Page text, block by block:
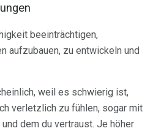
beeinträchtigen,
aufzubauen, zu entwickeln und
weil es schwierig ist,
verletzlich zu fühlen, sogar mit
dem du vertraust. Je höher